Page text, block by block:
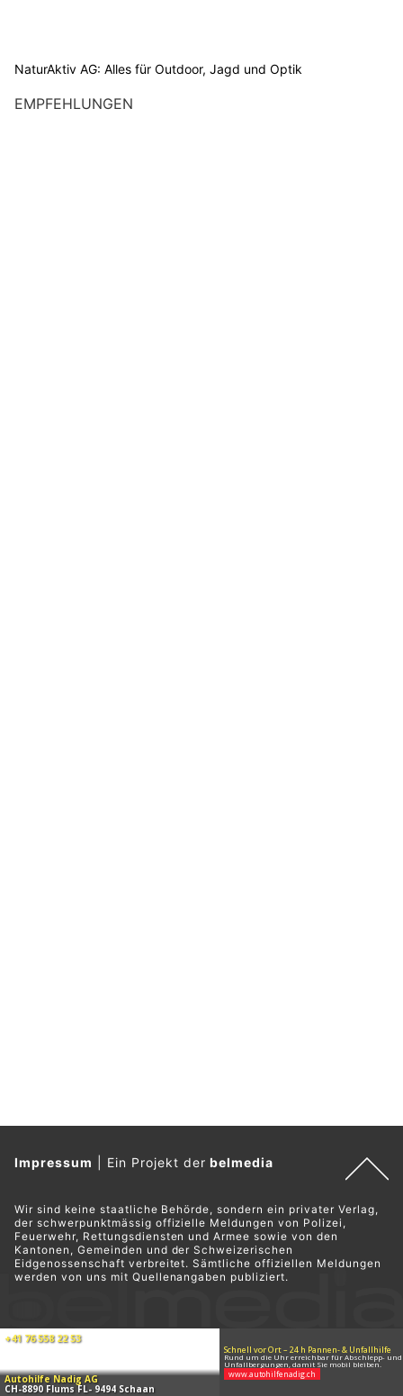
EMPFEHLUNGEN
Impressum Ein Projekt derbelmedia
Wir sind keine staatliche Behörde, sondern ein privater Verlag,
der schwerpunktmässig offizielle Meldungen von Polizei,
Feuerwehr, Rettungsdiensten und Armee sowie von den
Kantonen, Gemeinden und der Schweizerischen
Eidgenossenschaft verbreitet. Sämtliche offiziellen Meldungen
werden von uns mit Quellenangaben publiziert.